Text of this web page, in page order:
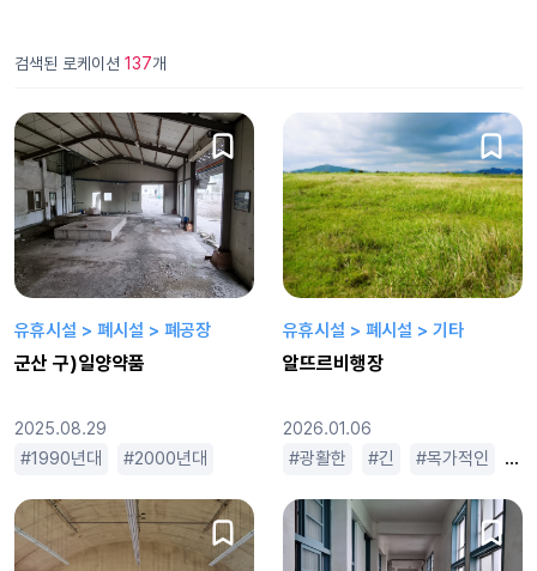
검색된 로케이션 137개
유휴시설 > 폐시설 > 폐공장
군산 구)일양약품
2025.08.29
1990년대 2000년대 넓은 옛날느낌 오래된
유휴시설 > 폐시설 > 기타
알뜨르비행장
2026.01.06
광활한 긴 목가적인